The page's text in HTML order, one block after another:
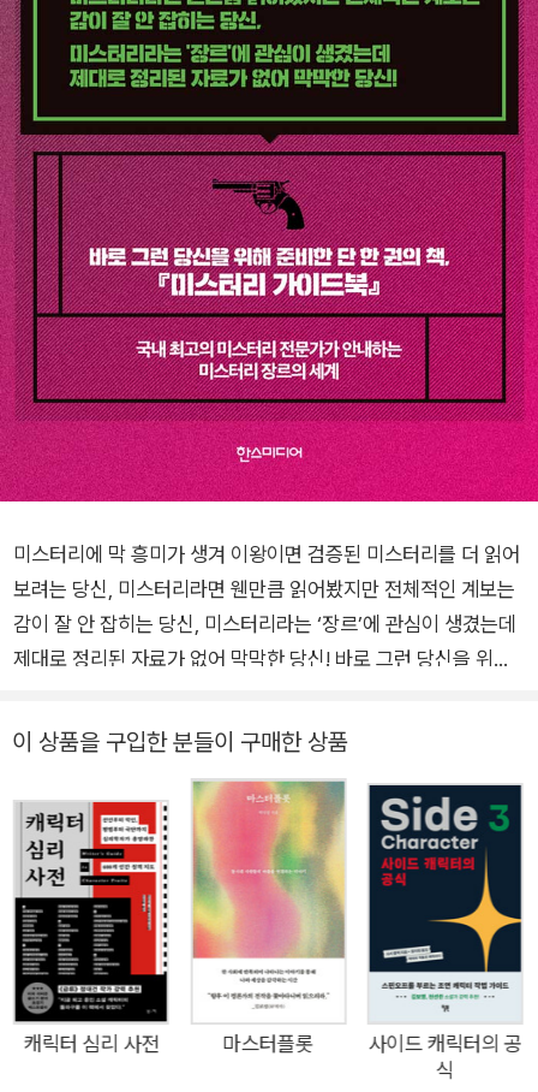
미스터리에 막 흥미가 생겨 이왕이면 검증된 미스터리를 더 읽어
보려는 당신, 미스터리라면 웬만큼 읽어봤지만 전체적인 계보는
감이 잘 안 잡히는 당신, 미스터리라는 ‘장르’에 관심이 생겼는데
제대로 정리된 자료가 없어 막막한 당신! 바로 그런 당신을 위해
이 미스터리에 입문하는 길은 크게 두 가지다. ‘셜록 홈즈 시리
는 고전을 읽기 시작하거나, 히가시노 게이고와 같은 현대 일본어
권 미스터리 베스트셀러를 접해 작가의 작품들을 읽어 나간다. 무
엇으로 시작했든 장르에 매력을 느낀 뒤에는 미스터리라 불리는
작품들을 찾아 읽으면서 다양한 서브 장르를 경험하게 되는데, 이
과정에서 장르의 규칙과 계보를 파악할 수 있다면 어떤 미스터리
를 읽든 최대한의 재미와 즐거움을 누릴 수 있다. 그런데 많은 미
스터리 독자가 일단 읽은 작품은 재미있었지만 그다음엔 어떤 미
스터리를 읽는 게 가장 재미있을지, 어떤 순서로 읽어야 더 의미
있는 독서 경험을 할 수 있을지 알 수 없어 막막한 경우가 많다.
이 상품을 구입한 분들이 구매한 상품
캐릭터 심리 사전 마스터플롯
사이드 캐릭터의 공
식